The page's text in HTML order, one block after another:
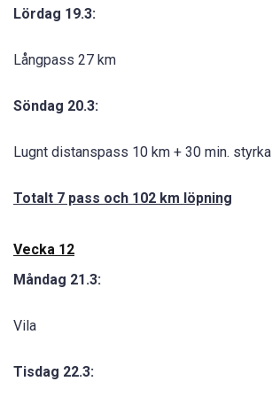
Lördag 19.3:
Långpass 27 km
Söndag 20.3:
Lugnt distanspass 10 km + 30 min. styrka
Totalt 7 pass och 102 km löpning
Vecka 12
Måndag 21.3:
Vila
Tisdag 22.3: